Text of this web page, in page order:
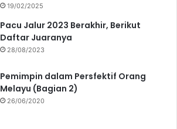
19/02/2025
Pacu Jalur 2023 Berakhir, Berikut
Daftar Juaranya
28/08/2023
Pemimpin dalam Persfektif Orang
Melayu (Bagian 2)
26/06/2020